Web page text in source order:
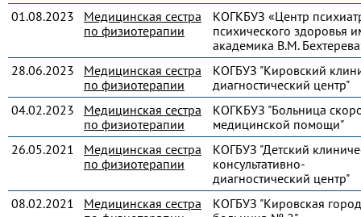
01.08.2023
Медицинская сестра
по физиотерапии
КОГКБУЗ «Центр
психического здоровья
академика В.М.
28.06.2023
Медицинская сестра
по физиотерапии
КОГБУЗ "Кировский
диагностический центр"
04.02.2023
Медицинская сестра
по физиотерапии
КОГКБУЗ "Больница
медицинской помощи"
26.05.2021
Медицинская сестра
по физиотерапии
КОГБУЗ "Детский
консультативно-
диагностический центр"
08.02.2021
Медицинская сестра
КОГБУЗ "Кировская